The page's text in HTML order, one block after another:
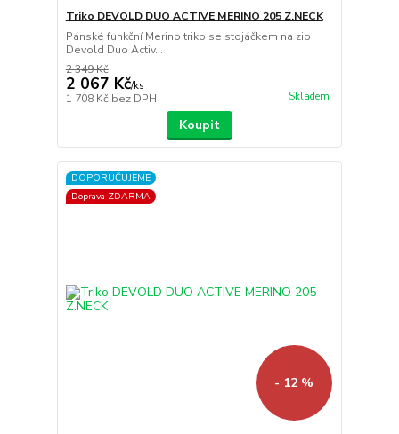
Triko DEVOLD DUO ACTIVE MERINO 205 Z.NECK
Pánské funkční Merino triko se stojáčkem na zip
Devold Duo Activ...
2 349 Kč
2 067 Kč/ks
1 708 Kč bez DPH Skladem
Koupit
DOPORUČUJEME
Doprava ZDARMA
- 12 %